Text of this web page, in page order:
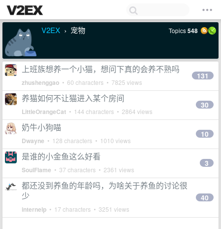
V2EX › 宠物 Topics548
上班族想养一个小猫，想问下真的会养不熟吗
zhushenggao • 60 characters • 7825 views
131
养猫如何不让猫进入某个房间
LittleOrangeCat • 144 characters • 2864 views
30
奶牛小狗喵
Dwayne • 128 characters • 1010 views
10
是谁的小金鱼这么好看
SoulFlame • 37 characters • 2361 views
3
都还没到养鱼的年龄吗，为啥关于养鱼的讨论很
少
internelp • 17 characters • 3251 views
40